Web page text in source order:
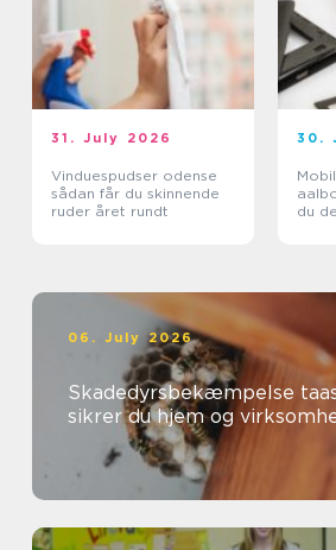
31. July 2026
Vinduespudser odense
sådan får du skinnende
ruder året rundt
30.
aalborg
du
06. July 2026
Skadedyrsbekæmpelse taastrup
sikrer du hjem og